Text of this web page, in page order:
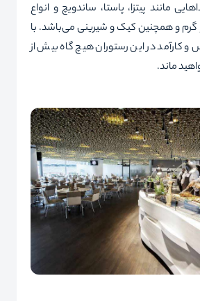
مانند پیتزا، پاستا، ساندویچ و انواع
و همچنین کیک و شیرینی می‌باشد. با
در این رستوران هیچ گاه بیش از
ماند.